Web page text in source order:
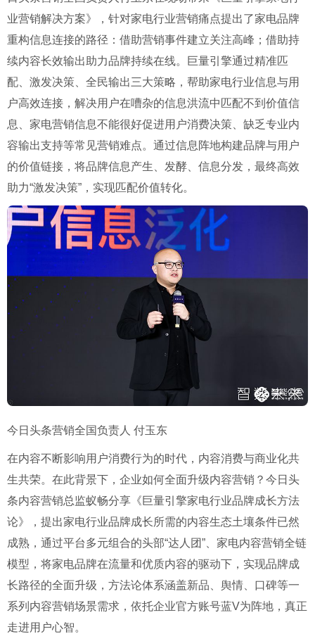
业营销解决方案》，针对家电行业营销痛点提出了家电品牌
重构信息连接的路径：借助营销事件建立关注高峰；借助持
续内容长效输出助力品牌持续在线。巨量引擎通过精准匹
配、激发决策、全民输出三大策略，帮助家电行业信息与用
户高效连接，解决用户在嘈杂的信息洪流中匹配不到价值信
息、家电营销信息不能很好促进用户消费决策、缺乏专业内
容输出支持等常见营销难点。通过信息阵地构建品牌与用户
的价值链接，将品牌信息产生、发酵、信息分发，最终高效
助力“激发决策”，实现匹配价值转化。
今日头条营销全国负责人 付玉东
在内容不断影响用户消费行为的时代，内容消费与商业化共
生共荣。在此背景下，企业如何全面升级内容营销？今日头
条内容营销总监蚁畅分享《巨量引擎家电行业品牌成长方法
论》，提出家电行业品牌成长所需的内容生态土壤条件已然
成熟，通过平台多元组合的头部“达人团”、家电内容营销全链
模型，将家电品牌在流量和优质内容的驱动下，实现品牌成
长路径的全面升级，方法论体系涵盖新品、舆情、口碑等一
系列内容营销场景需求，依托企业官方账号蓝V为阵地，真正
走进用户心智。